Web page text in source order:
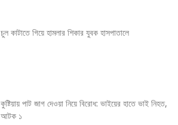
চুল কাটাতে গিয়ে হামলার শিকার যুবক হাসপাতালে
কুষ্টিয়ায় পাট জাগ দেওয়া নিয়ে বিরোধ: ভাইয়ের হাতে ভাই নিহত,
আটক ১